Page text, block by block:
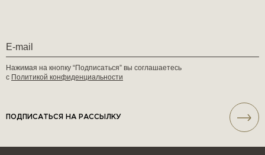
Нажимая на кнопку “Подписаться” вы соглашаетесь
с Политикой конфиденциальности
ПОДПИСАТЬСЯ НА РАССЫЛКУ